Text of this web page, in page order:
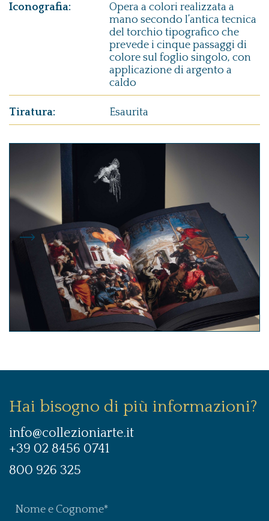
Iconografia:
Opera a colori realizzata a
mano secondo l’antica tecnica
del torchio tipografico che
prevede i cinque passaggi di
colore sul foglio singolo, con
applicazione di argento a
caldo
Tiratura: Esaurita
Hai bisogno di più informazioni?
info@collezioniarte.it
+39 02 8456 0741
800 926 325